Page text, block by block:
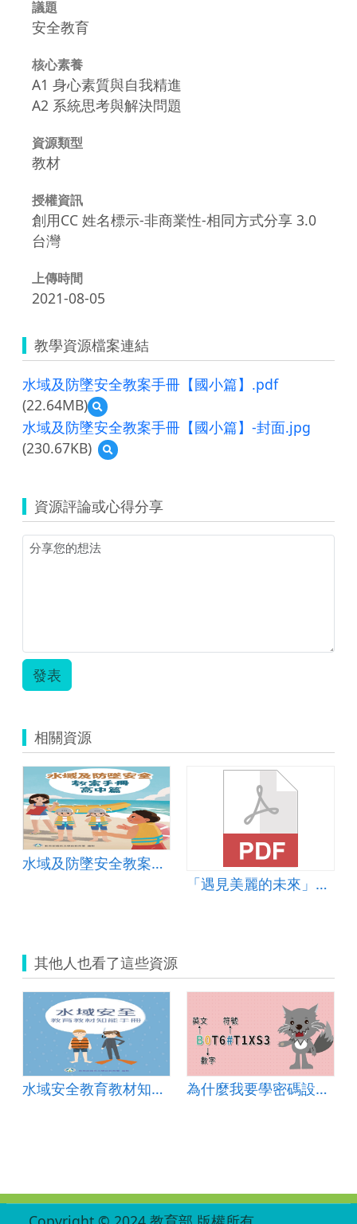
議題
安全教育
核心素養
A1 身心素質與自我精進
A2 系統思考與解決問題
資源類型
教材
授權資訊
創用CC 姓名標示-非商業性-相同方式分享 3.0
台灣
上傳時間
2021-08-05
教學資源檔案連結
水域及防墜安全教案手冊【國小篇】.pdf
(22.64MB)
預
覽
水
域
墜
安
全
水域及防墜安全教案手冊【國小篇】-封面.jpg
(230.67KB)
預
覽
及
防
墜
資源評論或心得分享
發表
相關資源
水域及防墜安全教案手冊【高中篇】
「遇見美麗的未來」課程
其他人也看了這些資源
水域安全教育教材知能手冊 為什麼我要學密碼設定？_34年級（109年）